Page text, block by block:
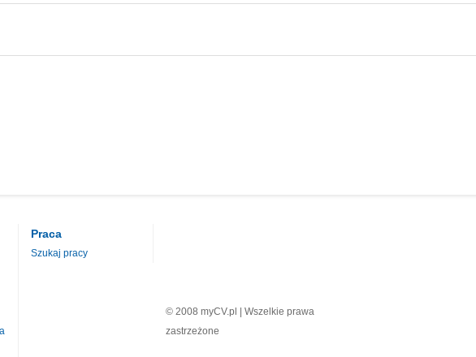
Praca
Szukaj pracy
© 2008 myCV.pl | Wszelkie prawa
zastrzeżone